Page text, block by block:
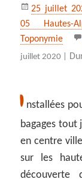
Publié
le
25 juillet
05 Hautes-
Toponymie
juillet 2020 |
I nstallées
bagages tout
en centre
sur les